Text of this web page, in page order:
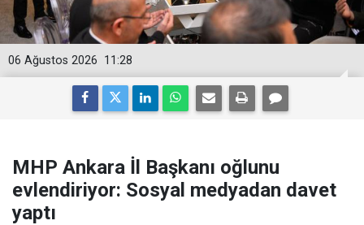
11:28
06 Ağustos 2026
MHP Ankara İl Başkanı oğlunu
evlendiriyor: Sosyal medyadan davet
yaptı